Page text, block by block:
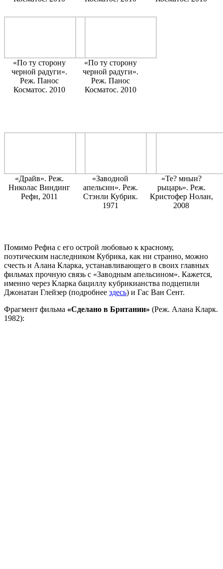
«По ту сторону
черной радуги».
Реж. Панос
Косматос. 2010
«По ту сторону
черной радуги».
Реж. Панос
Косматос. 2010
«Драйв». Реж.
Николас Виндинг
Рефн, 2011
«Заводной
апельсин». Реж.
Стэнли Кубрик.
1971
«Те? мныи?
рыцарь». Реж.
Кристофер Нолан,
2008
Помимо Рефна с его острой любовью к красному,
поэтическим наследником Кубрика, как ни странно, можно
счесть и Алана Кларка, устанавливающего в своих главных
фильмах прочную связь с «Заводным апельсином». Кажется,
именно через Кларка бациллу кубрикианства подцепили
Джонатан Глейзер (подробнее здесь) и Гас Ван Сент.
Фрагмент фильма «Сделано в Британии» (Реж. Алана Кларк.
1982):